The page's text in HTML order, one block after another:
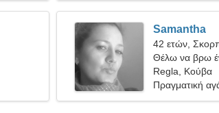
Samantha
42 ετών,
Θέλω να βρω
Regla, Κούβα
Πραγματική